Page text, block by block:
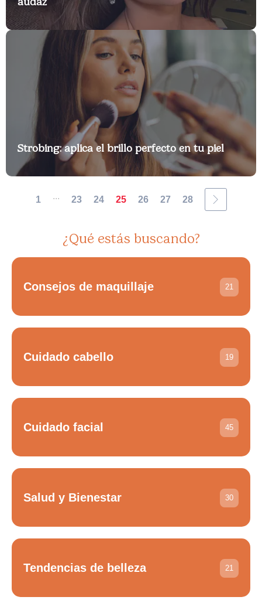
Strobing: aplica el brillo perfecto en tu piel
1 ... 23 24 25 26 27 28
¿Qué estás buscando?
Consejos de maquillaje 21
Cuidado cabello 19
Cuidado facial 45
Salud y Bienestar 30
Tendencias de belleza 21